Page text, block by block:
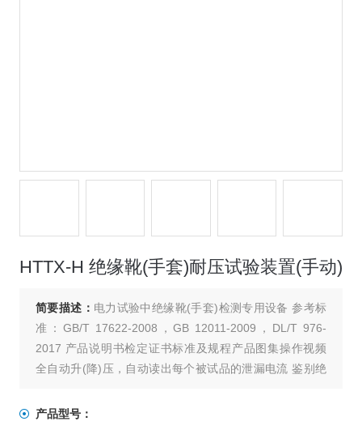
HTTX-H 绝缘靴(手套)耐压试验装置(手动)
简要描述： 电力试验中绝缘靴(手套)检测专用设备 参考标
准：GB/T 17622-2008，GB 12011-2009，DL/T 976-
2017 产品说明书检定证书标准及规程产品图集操作视频
全自动升(降)压，自动读出每个被试品的泄漏电流 鉴别绝
缘靴(手套)，准确判断不合格的绝缘靴(手套) 注：关于产品
产品型号：